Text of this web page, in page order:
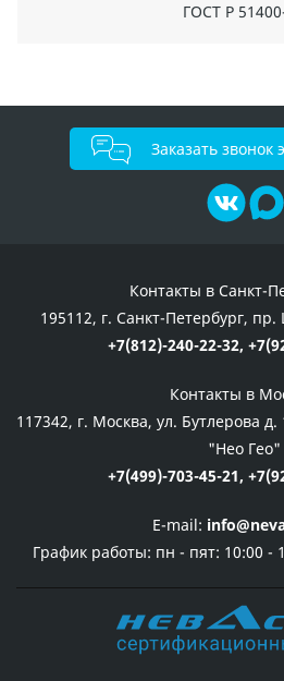
ГОСТ Р
Заказать звонок
Контакты в Санкт-
195112, г. Санкт-Петербург,
+7(812)-240-22-32,
Контакты в
117342, г. Москва, ул. Бутлерова
"Нео Гео"
+7(499)-703-45-21,
E-mail:
График работы: пн - пят: 10:00 -